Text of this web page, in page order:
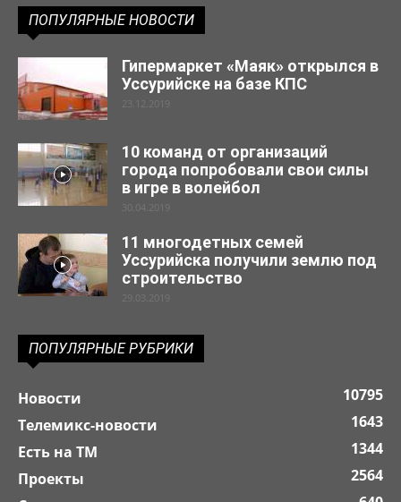
ПОПУЛЯРНЫЕ НОВОСТИ
Гипермаркет «Маяк» открылся в
Уссурийске на базе КПС
23.12.2019
10 команд от организаций
города попробовали свои силы
в игре в волейбол
30.04.2019
11 многодетных семей
Уссурийска получили землю под
строительство
29.03.2019
ПОПУЛЯРНЫЕ РУБРИКИ
Новости
10795
Телемикс-новости
1643
Есть на ТМ
1344
Проекты
2564